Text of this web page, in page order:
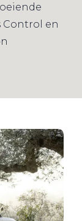
Control en